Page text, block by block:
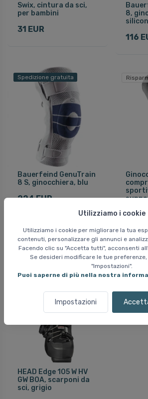
Utilizziamo i cookie
Utilizziamo i cookie per migliorare la tua
contenuti, personalizzare gli annunci e
Facendo clic su "Accetta tutti", acconsenti
Se desideri modificare le tue
"Impostazioni".
Puoi saperne di più nella nostra
Impostazioni
Swix, cintura da sci,
per bambini
31 EUR
8,
116
Spedizione gratuita
Bauerfeind GenuTrain
8 S, ginocchiera, blu
224 EUR
55
Spedizione gratuita
HEAD Edge 105 W HV
GW BOA, scarponi da
sci, grigio